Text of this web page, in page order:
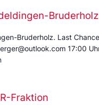
Bruderholz
Bruderholz. Last
17:00
Fraktion